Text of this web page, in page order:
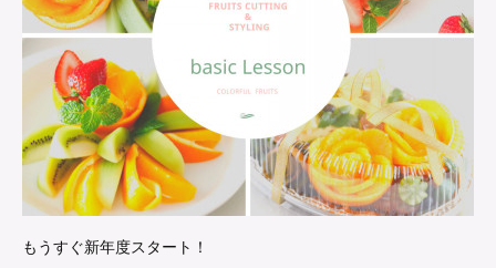
もうすぐ新年度スタート！